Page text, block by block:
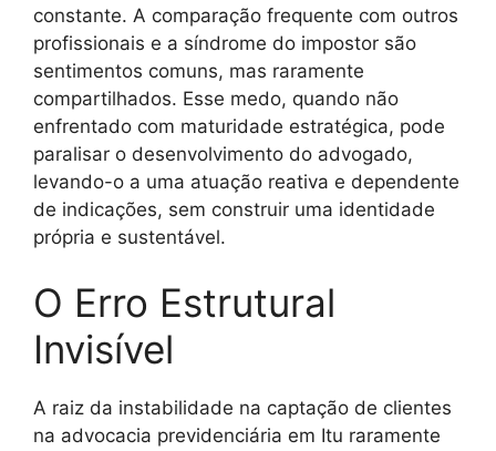
constante. A comparação frequente com outros
profissionais e a síndrome do impostor são
sentimentos comuns, mas raramente
compartilhados. Esse medo, quando não
enfrentado com maturidade estratégica, pode
paralisar o desenvolvimento do advogado,
levando-o a uma atuação reativa e dependente
de indicações, sem construir uma identidade
própria e sustentável.
O Erro Estrutural
Invisível
A raiz da instabilidade na captação de clientes
na advocacia previdenciária em Itu raramente